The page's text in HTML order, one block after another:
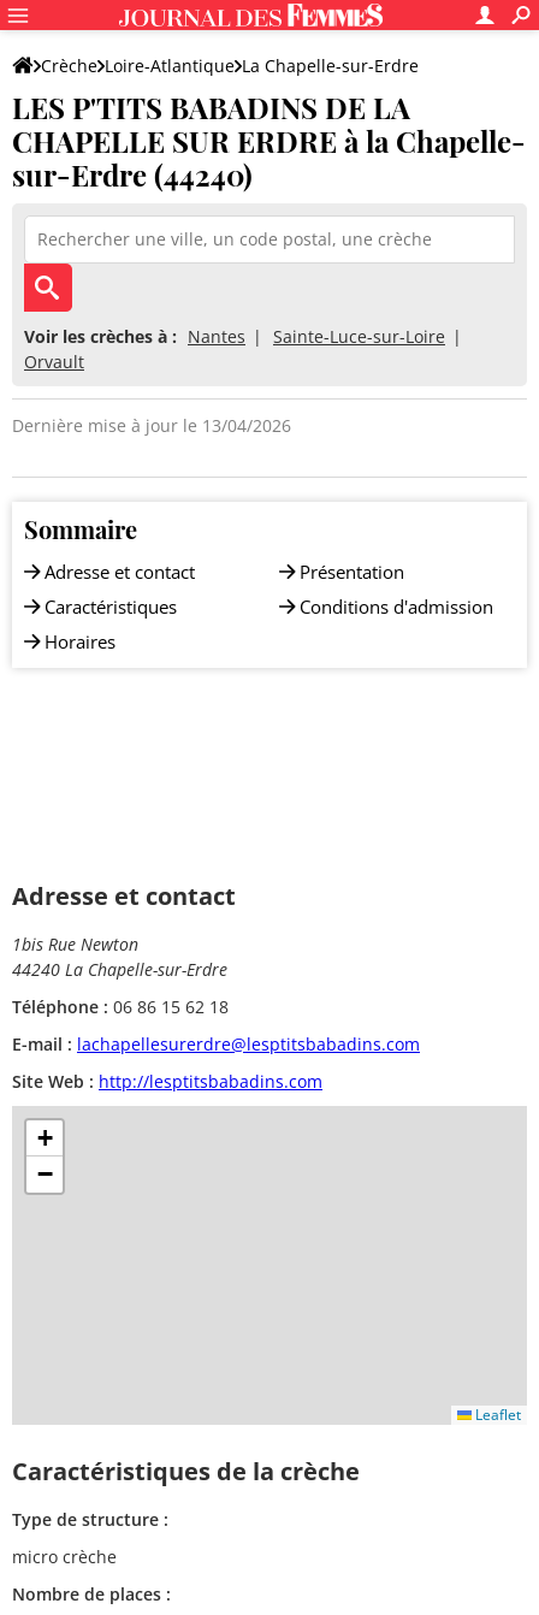
Crèche Loire-Atlantique La Chapelle-sur-Erdre
LES P'TITS BABADINS DE LA CHAPELLE SUR ERDRE
LES P'TITS BABADINS DE LA
CHAPELLE SUR ERDRE à la Chapelle-
sur-Erdre (44240)
Voir les crèches à : Nantes
Sainte-Luce-sur-Loire
Orvault
Dernière mise à jour le 13/04/2026
Sommaire
Adresse et contact
Caractéristiques
Horaires
Présentation
Conditions d'admission
Adresse et contact
1bis Rue Newton
44240 La Chapelle-sur-Erdre
Téléphone : 06 86 15 62 18
E-mail : lachapellesurerdre@lesptitsbabadins.com
Site Web : http://lesptitsbabadins.com
+
−
Leaflet
Caractéristiques de la crèche
Type de structure :
micro crèche
Nombre de places :